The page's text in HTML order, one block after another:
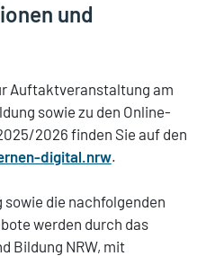
und
Auftaktveranstaltung am
sowie zu den Online-
2026 finden Sie auf den
digital.nrw.
die nachfolgenden
werden durch das
Bildung NRW, mit